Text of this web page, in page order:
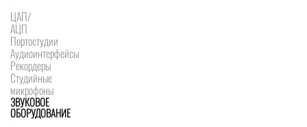
ЦАП/
АЦП
Портостудии
Аудиоинтерфейсы
Рекордеры
Студийные
микрофоны
ЗВУКОВОЕ
ОБОРУДОВАНИЕ